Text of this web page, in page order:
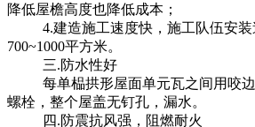
降低屋檐高度也降低成本；
4.建造施工速度快，施工队伍安装
700~1000平方米。
三.防水性好
每单榀拱形屋面单元瓦之间用咬边
螺栓，整个屋盖无钉孔，漏水。
四.防震抗风强，阻燃耐火